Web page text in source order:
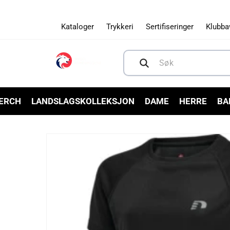
Kataloger Trykkeri Sertifiseringer
Søk
LANDSLAGSKOLLEKSJON DAME HERRE